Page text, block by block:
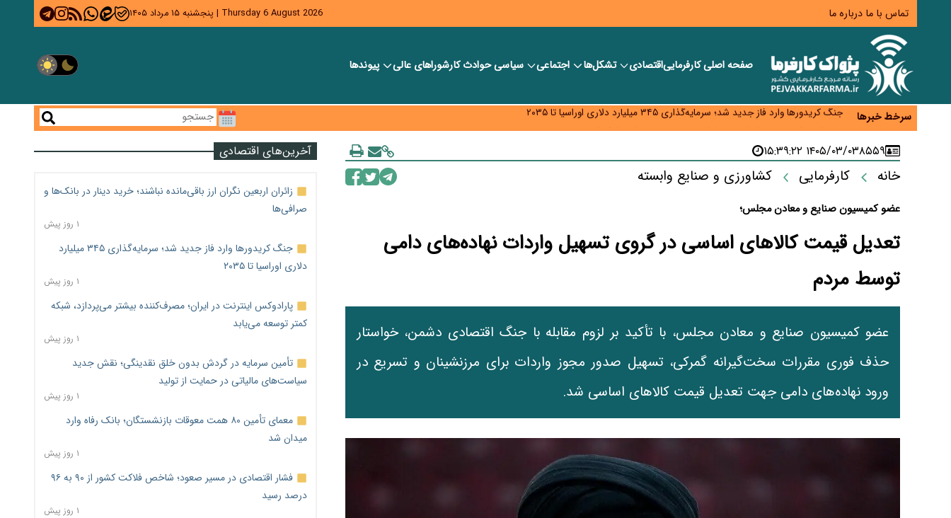
تماس با ما درباره ما Thursday 6 August 2026
| پنجشنبه ۱۵ مرداد ۱۴۰۵
صفحه اصلیکارفرماییاقتصادی تشکل‌ها اجتماعی سیاسیحوادث کارشورا‎های عالی پیوندها
سرخط خبرها
زائران اربعین نگران ارز باقی‌مانده نباشند؛ خرید دینار در بانک‌ها و صرافی‌ها
جنگ کریدورها وارد فاز جدید شد؛ سرمایه‌گذاری ۳۴۵ میلیارد دلاری اوراسیا تا ۲۰۳۵
پارادوکس اینترنت در ایران؛ مصرف‌کننده بیشتر می‌پردازد، شبکه کمتر توسعه می‌یابد
تأمین سرمایه در گردش بدون خلق نقدینگی؛ نقش جدید سیاست‌های مالیاتی در حمایت از تولید
معمای تأمین ۸۰ همت معوقات بازنشستگان؛ بانک رفاه وارد میدان شد
۸۵۵۹۱۴۰۵/۰۳/۰۳ ۱۵:۳۹:۲۲
خانه کارفرمایی کشاورزی و صنایع وابسته
عضو کمیسیون صنایع و معادن مجلس؛
تعدیل قیمت کالاهای اساسی در گروی تسهیل واردات نهاده‌های دامی
توسط مردم
عضو کمیسیون صنایع و معادن مجلس، با تأکید بر لزوم مقابله با جنگ اقتصادی دشمن، خواستار
حذف فوری مقررات سخت‌گیرانه گمرکی، تسهیل صدور مجوز واردات برای مرزنشینان و تسریع در
ورود نهاده‌های دامی جهت تعدیل قیمت کالاهای اساسی شد.
آخرین‌های اقتصادی
زائران اربعین نگران ارز باقی‌مانده نباشند؛ خرید دینار در بانک‌ها و
صرافی‌ها
۱ روز پیش
جنگ کریدورها وارد فاز جدید شد؛ سرمایه‌گذاری ۳۴۵ میلیارد
دلاری اوراسیا تا ۲۰۳۵
۱ روز پیش
پارادوکس اینترنت در ایران؛ مصرف‌کننده بیشتر می‌پردازد، شبکه
کمتر توسعه می‌یابد
۱ روز پیش
تأمین سرمایه در گردش بدون خلق نقدینگی؛ نقش جدید
سیاست‌های مالیاتی در حمایت از تولید
۱ روز پیش
معمای تأمین ۸۰ همت معوقات بازنشستگان؛ بانک رفاه وارد
میدان شد
۱ روز پیش
فشار اقتصادی در مسیر صعود؛ شاخص فلاکت کشور از ۹۰ به ۹۶
درصد رسید
۱ روز پیش